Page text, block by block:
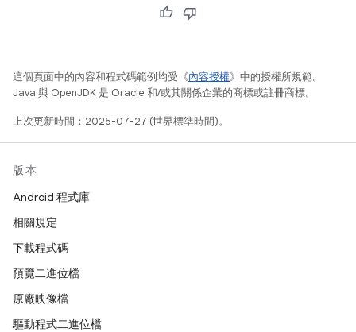
這個頁面中的內容和程式碼範例均受《內容授權》中的授權所規範。
Java 與 OpenJDK 是 Oracle 和/或其關係企業的商標或註冊商標。
上次更新時間：2025-07-27 (世界標準時間)。
版本
Android 程式庫
相關規定
下載程式碼
預覽二進位檔
原廠映像檔
驅動程式二進位檔